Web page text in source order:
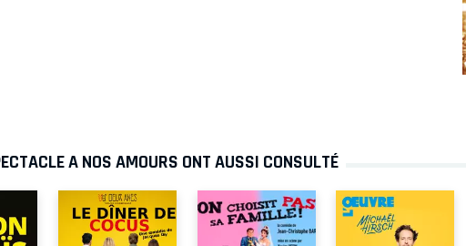
A NOS AMOURS ONT AUSSI CONSULTÉ